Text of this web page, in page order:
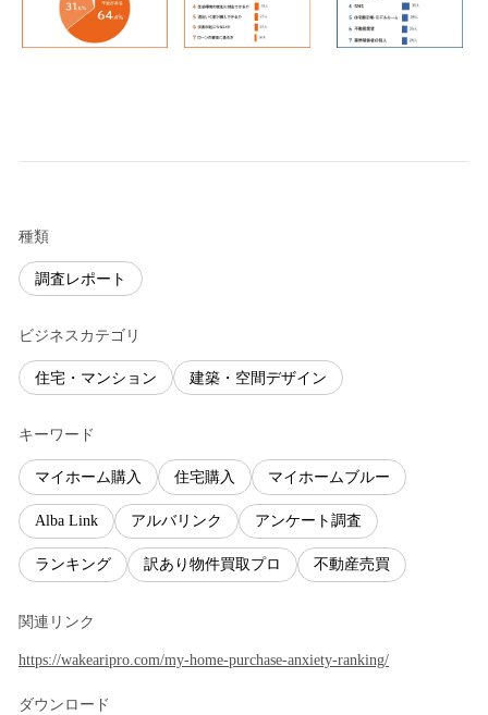
種類
調査レポート
ビジネスカテゴリ
住宅・マンション 建築・空間デザイン
キーワード
マイホーム購入 住宅購入 マイホームブルー
Alba Link アルバリンク アンケート調査
ランキング 訳あり物件買取プロ 不動産売買
関連リンク
https://wakearipro.com/my-home-purchase-anxiety-ranking/
ダウンロード